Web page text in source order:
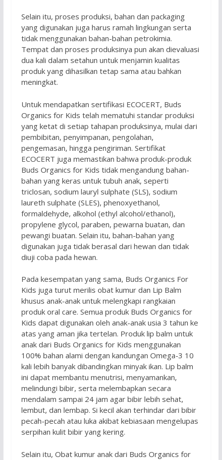
Selain itu, proses produksi, bahan dan packaging
yang digunakan juga harus ramah lingkungan serta
tidak menggunakan bahan-bahan petrokimia.
Tempat dan proses produksinya pun akan dievaluasi
dua kali dalam setahun untuk menjamin kualitas
produk yang dihasilkan tetap sama atau bahkan
meningkat.
Untuk mendapatkan sertifikasi ECOCERT, Buds
Organics for Kids telah mematuhi standar produksi
yang ketat di setiap tahapan produksinya, mulai dari
pembibitan, penyimpanan, pengolahan,
pengemasan, hingga pengiriman. Sertifikat
ECOCERT juga memastikan bahwa produk-produk
Buds Organics for Kids tidak mengandung bahan-
bahan yang keras untuk tubuh anak, seperti
triclosan, sodium lauryl sulphate (SLS), sodium
laureth sulphate (SLES), phenoxyethanol,
formaldehyde, alkohol (ethyl alcohol/ethanol),
propylene glycol, paraben, pewarna buatan, dan
pewangi buatan. Selain itu, bahan-bahan yang
digunakan juga tidak berasal dari hewan dan tidak
diuji coba pada hewan.
Pada kesempatan yang sama, Buds Organics For
Kids juga turut merilis obat kumur dan Lip Balm
khusus anak-anak untuk melengkapi rangkaian
produk oral care. Semua produk Buds Organics for
Kids dapat digunakan oleh anak-anak usia 3 tahun ke
atas yang aman jika tertelan. Produk lip balm untuk
anak dari Buds Organics for Kids menggunakan
100% bahan alami dengan kandungan Omega-3 10
kali lebih banyak dibandingkan minyak ikan. Lip balm
ini dapat membantu menutrisi, menyamankan,
melindungi bibir, serta melembapkan secara
mendalam sampai 24 jam agar bibir lebih sehat,
lembut, dan lembap. Si kecil akan terhindar dari bibir
pecah-pecah atau luka akibat kebiasaan mengelupas
serpihan kulit bibir yang kering.
Selain itu, Obat kumur anak dari Buds Organics for